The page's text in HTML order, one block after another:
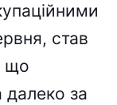
став
що
далеко за